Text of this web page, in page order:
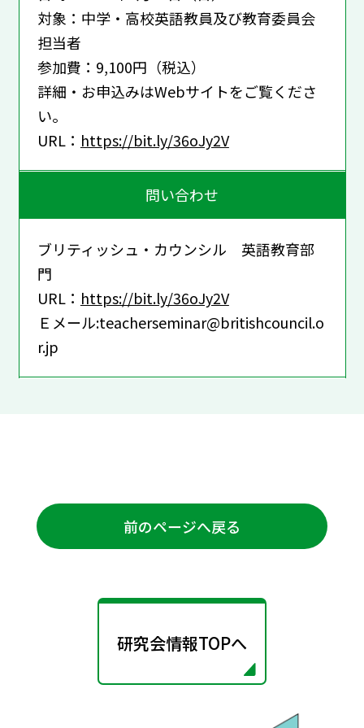
対象：中学・高校英語教員及び教育委員会
担当者
参加費：9,100円（税込）
詳細・お申込みはWebサイトをご覧くださ
い。
URL： https://bit.ly/36oJy2V
問い合わせ
ブリティッシュ・カウンシル 英語教育部
門
URL： https://bit.ly/36oJy2V
Ｅメール:teacherseminar@britishcouncil.o
r.jp
前のページへ戻る
研究会情報TOPへ